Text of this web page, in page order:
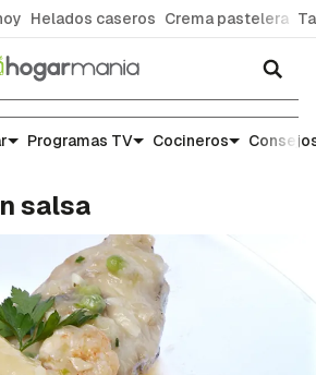
Helados caseros Crema pastelera
Programas TV Cocineros
salsa